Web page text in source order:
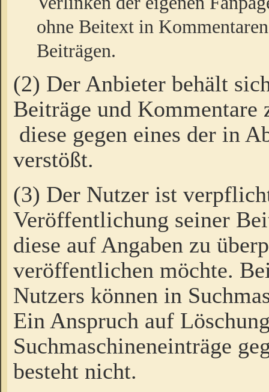
ohne Beitext in
Beiträgen.
(2) Der Anbieter behält
Beiträge und Kommentare
diese gegen eines der in
verstößt.
(3) Der Nutzer ist
Veröffentlichung seiner
diese auf Angaben zu
veröffentlichen möchte.
Nutzers können in
Ein Anspruch auf
Suchmaschineneinträge
besteht nicht.